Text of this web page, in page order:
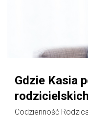
Gdzie Kasia
Codzienność